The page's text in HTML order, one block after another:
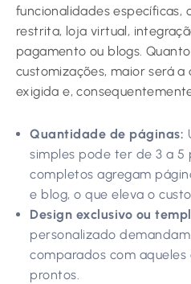
funcionalidades específicas,
restrita, loja virtual,
pagamento ou blogs.
customizações, maior será
exigida e,
Quantidade de páginas:
simples pode ter de 3 a 5
completos agregam
e blog, o que eleva o
Design exclusivo ou
personalizado
comparados com
prontos.